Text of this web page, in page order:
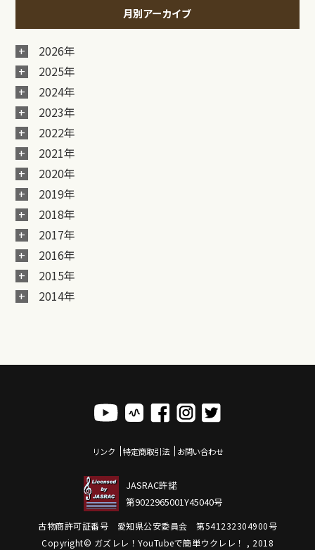
月別アーカイブ
2026年
2025年
2024年
2023年
2022年
2021年
2020年
2019年
2018年
2017年
2016年
2015年
2014年
リンク 特定商取引法 お問い合わせ
JASRAC許諾
第9022965001Y45040号
古物商許可証番号 愛知県公安委員会 第541232304900号
Copyright© ガズレレ！YouTubeで簡単ウクレレ！ , 2018